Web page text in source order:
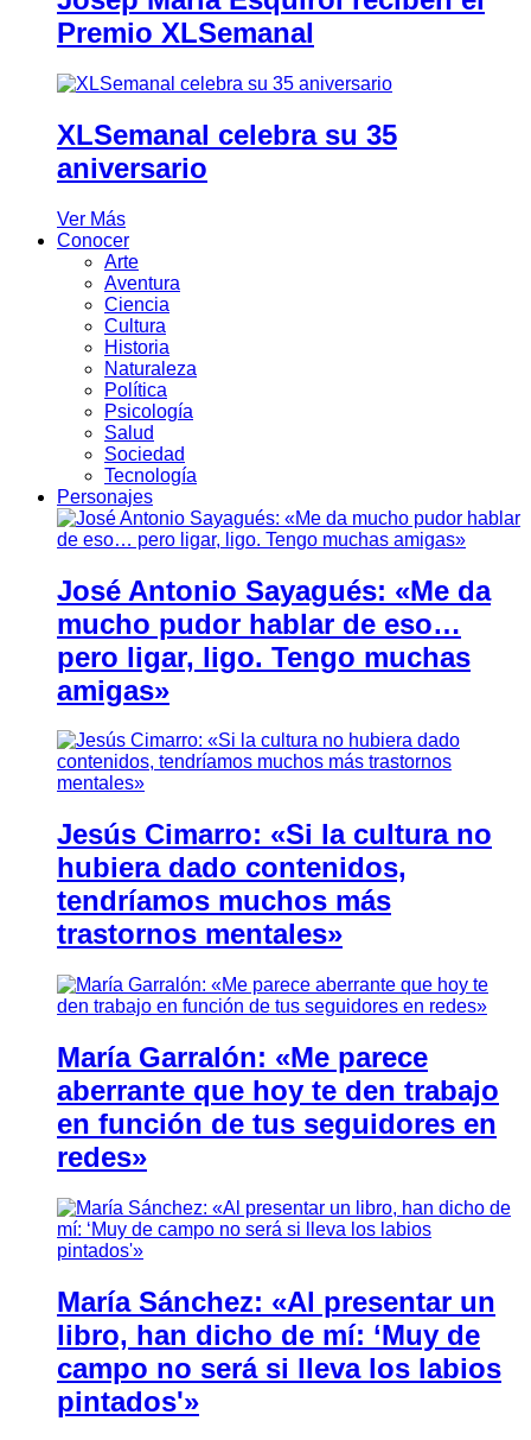
Premio XLSemanal
XLSemanal celebra su 35
aniversario
Ver Más
Conocer
Arte
Aventura
Ciencia
Cultura
Historia
Naturaleza
Política
Psicología
Salud
Sociedad
Tecnología
Personajes
José Antonio Sayagués: «Me da
mucho pudor hablar de eso…
pero ligar, ligo. Tengo muchas
amigas»
Jesús Cimarro: «Si la cultura no
hubiera dado contenidos,
tendríamos muchos más
trastornos mentales»
María Garralón: «Me parece
aberrante que hoy te den trabajo
en función de tus seguidores en
redes»
María Sánchez: «Al presentar un
libro, han dicho de mí: ‘Muy de
campo no será si lleva los labios
pintados'»